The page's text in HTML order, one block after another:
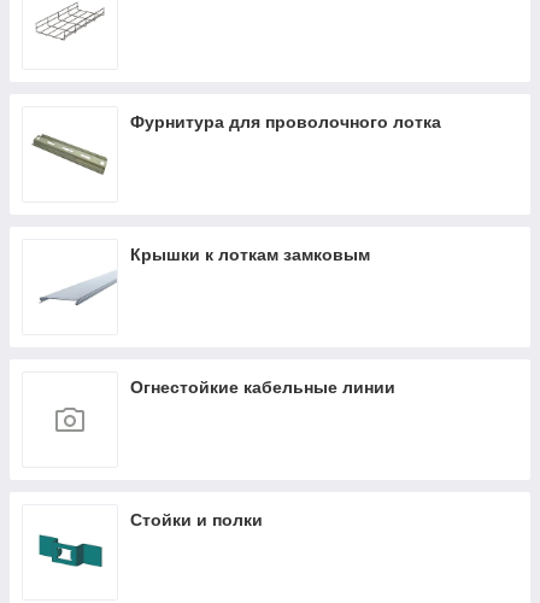
Фурнитура для проволочного лотка
Крышки к лоткам замковым
Огнестойкие кабельные линии
Стойки и полки